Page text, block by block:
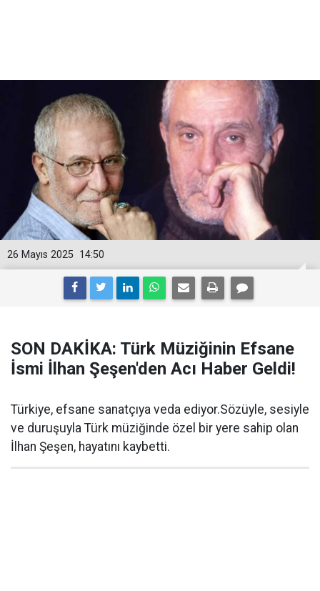
14:50
26 Mayıs 2025
SON DAKİKA: Türk Müziğinin Efsane
İsmi İlhan Şeşen'den Acı Haber Geldi!
Türkiye, efsane sanatçıya veda ediyor.Sözüyle, sesiyle
ve duruşuyla Türk müziğinde özel bir yere sahip olan
İlhan Şeşen, hayatını kaybetti.